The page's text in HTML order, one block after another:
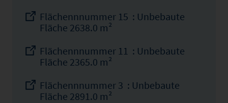
Flächennnummer 15 : Unbebaute
Fläche 2638.0 m²
Flächennnummer 11 : Unbebaute
Fläche 2365.0 m²
Flächennnummer 3 : Unbebaute
Fläche 2891.0 m²